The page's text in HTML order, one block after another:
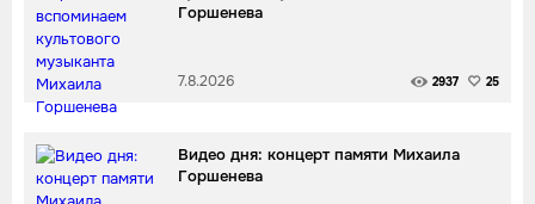
Горшенева
7.8.2026 2937 25
Видео дня: концерт памяти Михаила
Горшенева